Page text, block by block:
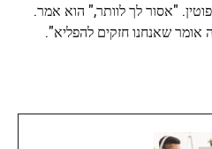
"אסור לך לוותר," הוא אמר.
אומר שאנחנו חזקים להפליא".